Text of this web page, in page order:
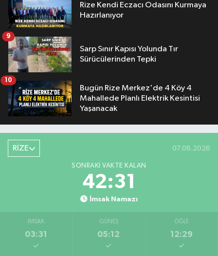
Rize Kendi Eczacı Odasını Kurmaya
Hazırlanıyor
Sarp Sınır Kapısı Yolunda Tır
Sürücülerinden Tepki
9
Bugün Rize Merkez'de 4 Köy 4
Mahallede Planlı Elektrik Kesintisi
Yaşanacak
10
RİZE 07.08.2026
SONRAKI VAKTE KALAN
42:30
İmsak Namazı
İMSAK
03:31
GÜNEŞ
05:12
ÖĞLE
12:29